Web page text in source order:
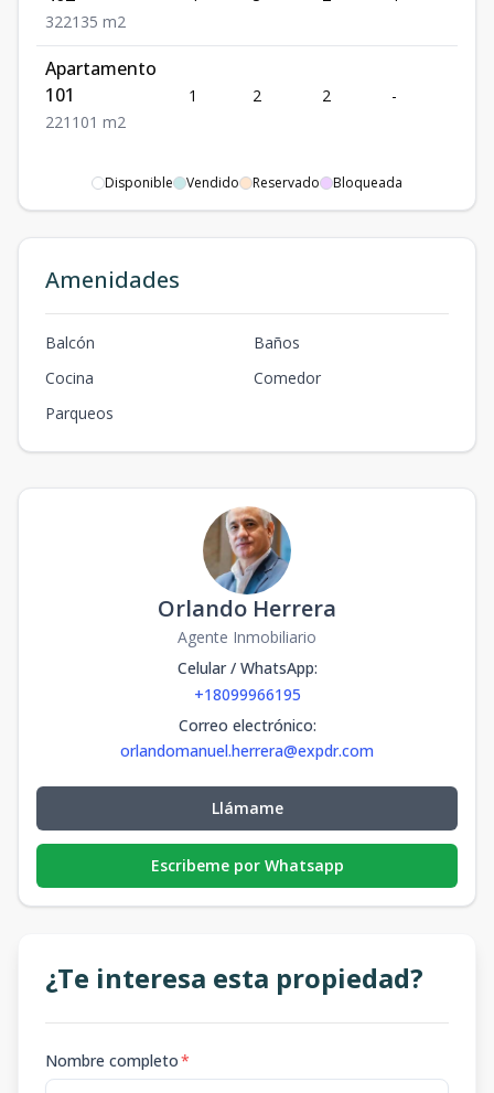
322135 m2
Apartamento
101
221 101 m2
1 2 2 -
Disponible Vendido Reservado Bloqueada
Amenidades
Balcón
Baños
Cocina
Comedor
Parqueos
Orlando Herrera
Agente Inmobiliario
Celular / WhatsApp:
+18099966195
Correo electrónico:
orlandomanuel.herrera@expdr.com
Llámame
Escribeme por Whatsapp
¿Te interesa esta propiedad?
Nombre completo*